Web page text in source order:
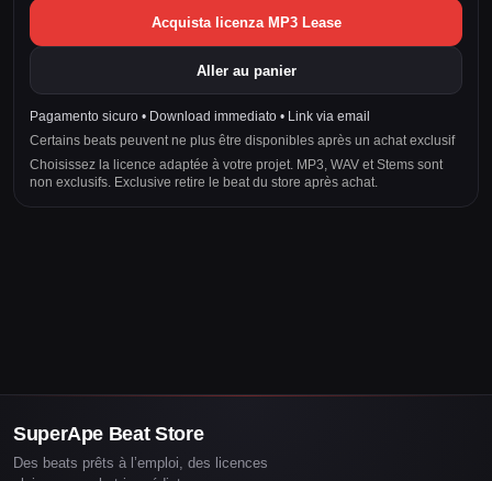
Acquista licenza MP3 Lease
Aller au panier
Pagamento sicuro • Download immediato • Link via email
Certains beats peuvent ne plus être disponibles après un achat exclusif
Choisissez la licence adaptée à votre projet. MP3, WAV et Stems sont
non exclusifs. Exclusive retire le beat du store après achat.
SuperApe Beat Store
Des beats prêts à l’emploi, des licences